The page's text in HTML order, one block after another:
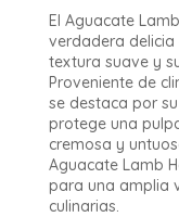
El Aguacate
verdadera
textura suave y
Proveniente de
se destaca por
protege una
cremosa y
Aguacate Lamb
para una amplia
culinarias.